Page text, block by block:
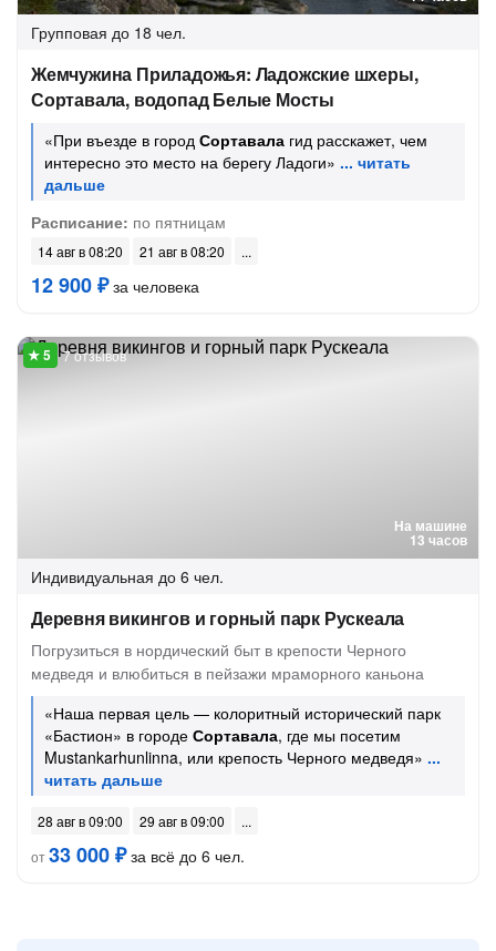
Групповая до 18 чел.
Жемчужина Приладожья: Ладожские шхеры,
Сортавала, водопад Белые Мосты
«При въезде в город Сортавала гид расскажет, чем
интересно это место на берегу Ладоги»
Расписание: по пятницам
14 авг в 08:20 21 авг в 08:20
12 900 ₽за человека
На машине
13 часов
7 отзывов
Индивидуальная до 6 чел.
Деревня викингов и горный парк Рускеала
Погрузиться в нордический быт в крепости Черного
медведя и влюбиться в пейзажи мраморного каньона
«Наша первая цель — колоритный исторический парк
«Бастион» в городе Сортавала, где мы посетим
Mustankarhunlinna, или крепость Черного медведя»
28 авг в 09:00
29 авг в 09:00
от33 000 ₽за всё до 6 чел.